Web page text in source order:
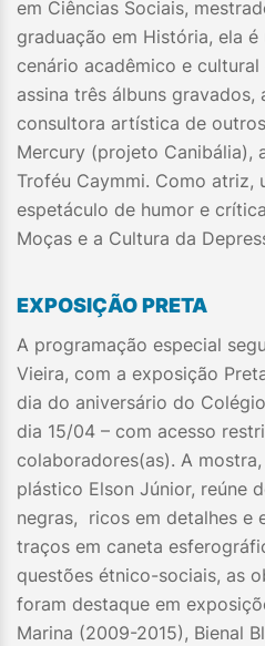
em Ciências Sociais,
graduação em História, ela é
cenário acadêmico e cultural
assina três álbuns
consultora artística de
Mercury (projeto Canibália),
Troféu Caymmi. Como atriz,
espetáculo de humor e
Moças e a Cultura da
EXPOSIÇÃO PRETA
A programação especial
Vieira, com a exposição
dia do aniversário do
dia 15/04 – com acesso
colaboradores(as). A
plástico Elson Júnior, reúne
negras, ricos em detalhes e
traços em caneta
questões étnico-sociais, as
foram destaque em
Marina (2009-2015), Bienal